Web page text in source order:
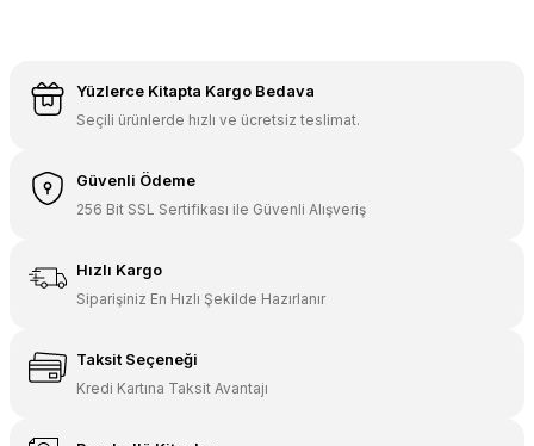
Yüzlerce Kitapta Kargo Bedava
Seçili ürünlerde hızlı ve ücretsiz teslimat.
Güvenli Ödeme
256 Bit SSL Sertifikası ile Güvenli Alışveriş
Hızlı Kargo
Siparişiniz En Hızlı Şekilde Hazırlanır
Taksit Seçeneği
Kredi Kartına Taksit Avantajı